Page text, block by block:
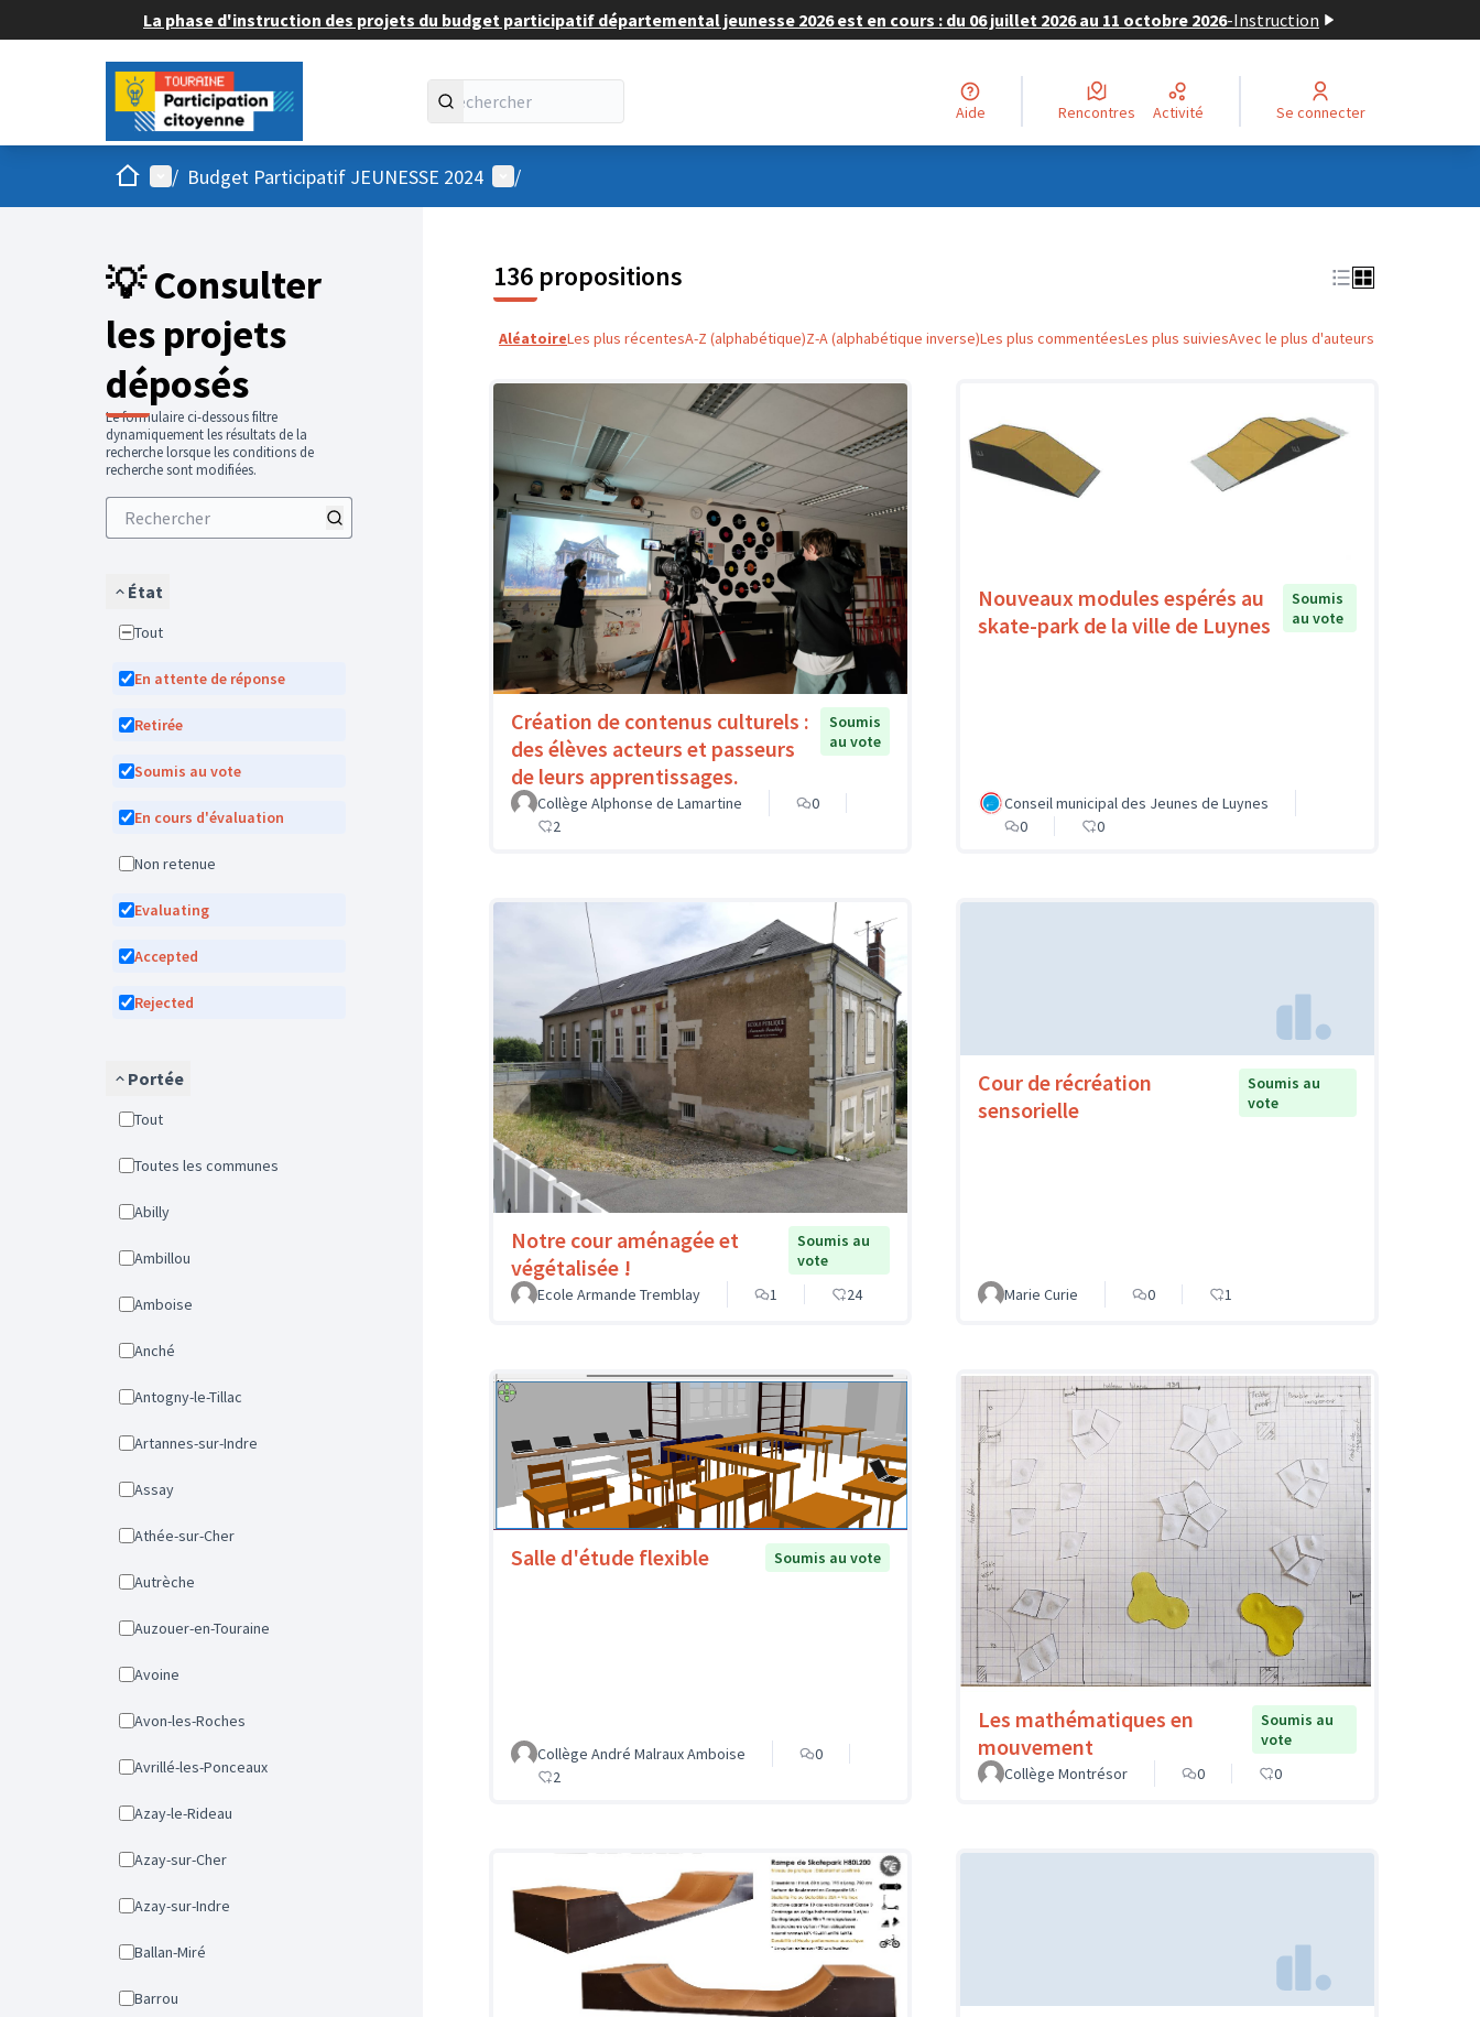
La phase d'instruction des projets du budget participatif départemental jeunesse 2026 est en cours : du 06 juillet 2026 au 11 octobre 2026-Instruction
Aide Rencontres Activité Se connecter
AccueilMenu principal
/ Budget Participatif JEUNESSE 2024 Menu utilisateur
/
💡 Consulter
les projets
déposés
Le formulaire ci-dessous filtre
dynamiquement les résultats de la
recherche lorsque les conditions de
recherche sont modifiées.
État
Tout
En attente de réponse
Retirée
Soumis au vote
En cours d'évaluation
Non retenue
Evaluating
Accepted
Rejected
Portée
Tout
Toutes les communes
Abilly
Ambillou
Amboise
Anché
Antogny-le-Tillac
Artannes-sur-Indre
Assay
Athée-sur-Cher
Autrèche
Auzouer-en-Touraine
Avoine
Avon-les-Roches
Avrillé-les-Ponceaux
Azay-le-Rideau
Azay-sur-Cher
Azay-sur-Indre
Ballan-Miré
Barrou
136 propositions
AléatoireLes plus récentesA-Z (alphabétique)Z-A (alphabétique inverse)Les plus commentéesLes plus suiviesAvec le plus d'auteurs
Création de contenus culturels :
des élèves acteurs et passeurs
de leurs apprentissages.
Soumis
au vote
Collège Alphonse de Lamartine
0
2
Nouveaux modules espérés au
skate-park de la ville de Luynes
Soumis
au vote
Conseil municipal des Jeunes de Luynes
0
0
Notre cour aménagée et
végétalisée !
Soumis au
vote
Ecole Armande Tremblay
1 24
Cour de récréation
sensorielle
Soumis au
vote
Marie Curie 0 1
Salle d'étude flexible Soumis au vote
Collège André Malraux Amboise
0
2
Les mathématiques en
mouvement
Soumis au
vote
Collège Montrésor
0 0